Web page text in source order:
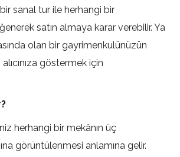
sanal tur ile herhangi bir
satın almaya karar verebilir. Ya
olan bir gayrimenkulünüzün
göstermek için
herhangi bir mekânın üç
görüntülenmesi anlamına gelir.